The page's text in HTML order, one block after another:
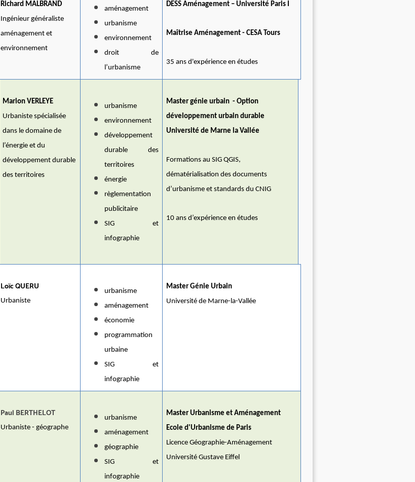
Richard MALBRAND
Ingénieur généraliste
aménagement et
environnement
aménagement
urbanisme
environnement
droit de
l’urbanisme
DESS Aménagement – Université Paris I
Maîtrise Aménagement - CESA Tours
35 ans d'expérience en études
Marion VERLEYE
Urbaniste spécialisée
dans le domaine de
l’énergie et du
développement durable
des territoires
urbanisme
environnement
développement
durable des
territoires
énergie
règlementation
publicitaire
SIG et
infographie
Master génie urbain - Option
développement urbain durable
Université de Marne la Vallée
Formations au SIG QGIS,
dématérialisation des documents
d’urbanisme et standards du CNIG
10 ans d’expérience en études
Loïc QUERU
Urbaniste
urbanisme
aménagement
économie
programmation
urbaine
SIG et
infographie
Master Génie Urbain
Université de Marne-la-Vallée
Paul BERTHELOT
Urbaniste - géographe
urbanisme
aménagement
géographie
SIG et
infographie
Master Urbanisme et Aménagement
Ecole d'Urbanisme de Paris
Licence Géographie-Aménagement
Université Gustave Eiffel